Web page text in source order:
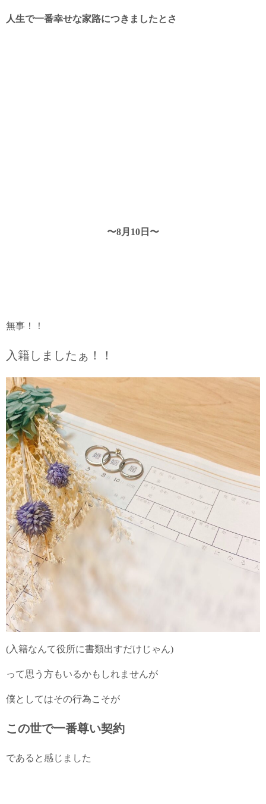
人生で一番幸せな家路につきましたとさ
〜8月10日〜
無事！！
入籍しましたぁ！！
(入籍なんて役所に書類出すだけじゃん)
って思う方もいるかもしれませんが
僕としてはその行為こそが
この世で一番尊い契約
であると感じました